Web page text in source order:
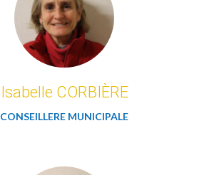
Isabelle CORBIÈRE
CONSEILLERE MUNICIPALE